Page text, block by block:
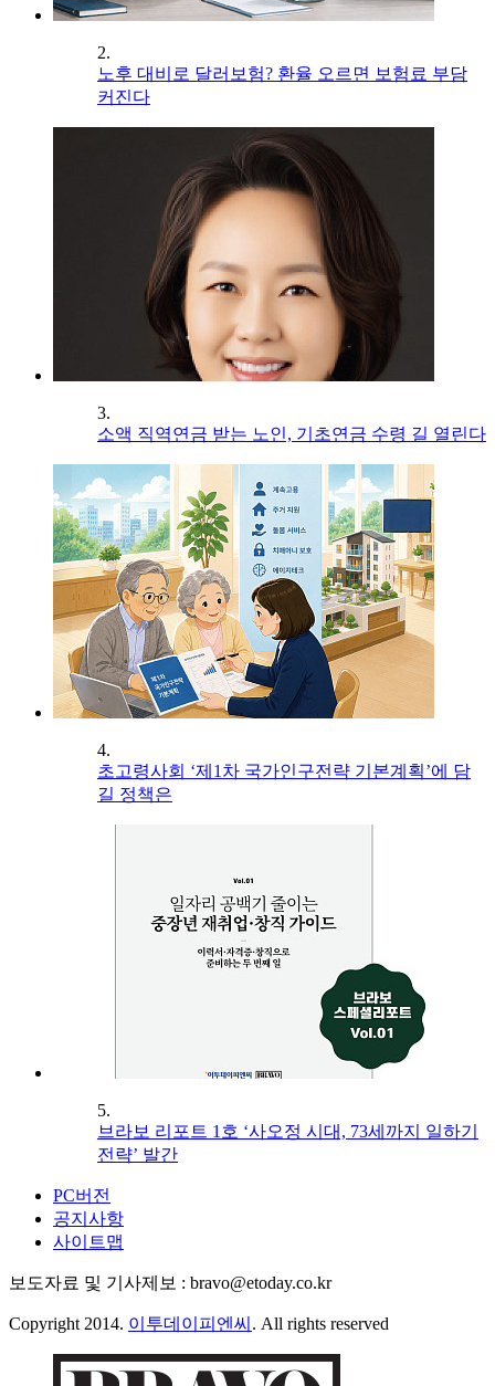
2.
노후 대비로 달러보험? 환율 오르면 보험료 부담
커진다
3.
소액 직역연금 받는 노인, 기초연금 수령 길 열린다
4.
초고령사회 ‘제1차 국가인구전략 기본계획’에 담
길 정책은
5.
브라보 리포트 1호 ‘사오정 시대, 73세까지 일하기
전략’ 발간
PC버전
공지사항
사이트맵
보도자료 및 기사제보 : bravo@etoday.co.kr
Copyright 2014. 이투데이피엔씨 . All rights reserved